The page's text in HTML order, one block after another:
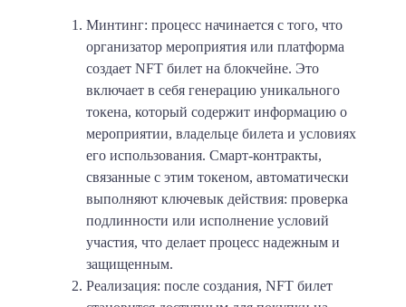
Минтинг: процесс начинается с того, что
организатор мероприятия или платформа
создает NFT билет на блокчейне. Это
включает в себя генерацию уникального
токена, который содержит информацию о
мероприятии, владельце билета и условиях
его использования. Смарт-контракты,
связанные с этим токеном, автоматически
выполняют ключевык действия: проверка
подлинности или исполнение условий
участия, что делает процесс надежным и
защищенным.
Реализация: после создания, NFT билет